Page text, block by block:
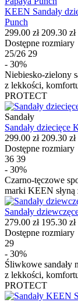
KEEN Sandały
Punch
299.00 zł 209.30 zł
Dostępne rozmiary
25/26 29
- 30%
Niebiesko-zielony
z lekkości,
PROTECT
Sandały
Sandały dziecięce
299.00 zł 209.30 zł
Dostępne rozmiary
36 39
- 30%
Czarno-tęczowe
marki KEEN słyną
Sandały
279.00 zł 195.30 zł
Dostępne rozmiary
29
- 30%
Śliwkowe sandały
z lekkości,
PROTECT